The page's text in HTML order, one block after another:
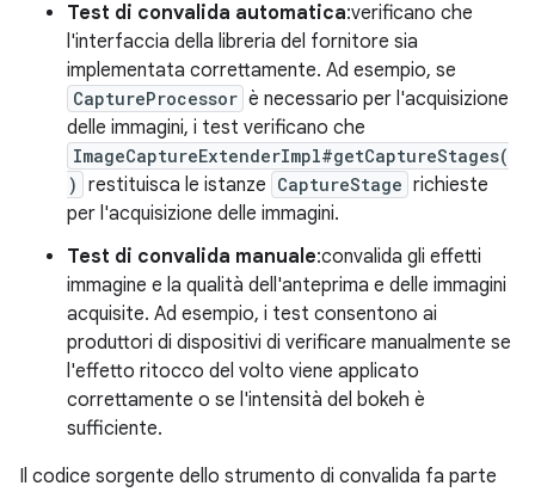
Test di convalida automatica:verificano che
l'interfaccia della libreria del fornitore sia
implementata correttamente. Ad esempio, se
CaptureProcessor è necessario per l'acquisizione
delle immagini, i test verificano che
ImageCaptureExtenderImpl#getCaptureStages(
) restituisca le istanze CaptureStage richieste
per l'acquisizione delle immagini.
Test di convalida manuale:convalida gli effetti
immagine e la qualità dell'anteprima e delle immagini
acquisite. Ad esempio, i test consentono ai
produttori di dispositivi di verificare manualmente se
l'effetto ritocco del volto viene applicato
correttamente o se l'intensità del bokeh è
sufficiente.
Il codice sorgente dello strumento di convalida fa parte